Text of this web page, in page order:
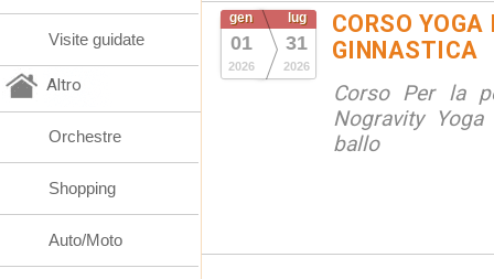
gen
01
2026
lug
31
2026
CORSO
GINNASTICA
Corso Per la
Nogravity
ballo
Visite guidate
Altro
Orchestre
Shopping
Auto/Moto